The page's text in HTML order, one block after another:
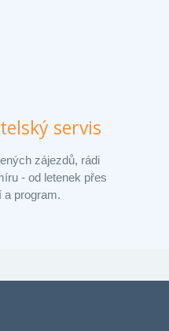
servis
zájezdů, rádi
- od letenek přes
a program.